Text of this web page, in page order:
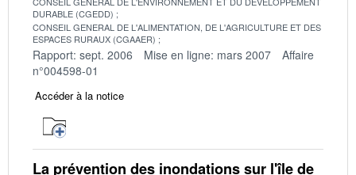
DURABLE (CGEDD)
CONSEIL GENERAL DE L'ALIMENTATION, DE L'AGRICULTURE ET DES
ESPACES RURAUX (CGAAER)
Rapport: sept. 2006 Mise en ligne: mars 2007
Affaire
n°004598-01
Accéder à la notice
La prévention des inondations sur l'île de